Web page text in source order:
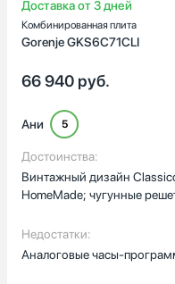
Гарантия, мес
Доставка от 3 дней
Комбинированная плита
Gorenje GKS6C71CLI
66 940 руб.
Ани 5
Достоинства:
Винтажный дизайн
HomeMade; чугунные
Недостатки:
Аналоговые часы-